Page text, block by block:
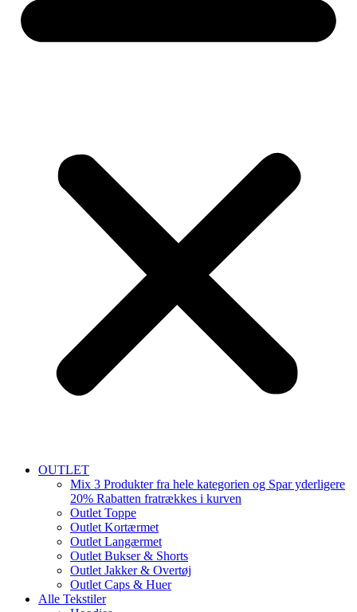
OUTLET
Mix 3 Produkter fra hele kategorien og Spar yderligere
20% Rabatten fratrækkes i kurven
Outlet Toppe
Outlet Kortærmet
Outlet Langærmet
Outlet Bukser & Shorts
Outlet Jakker & Overtøj
Outlet Caps & Huer
Alle Tekstiler